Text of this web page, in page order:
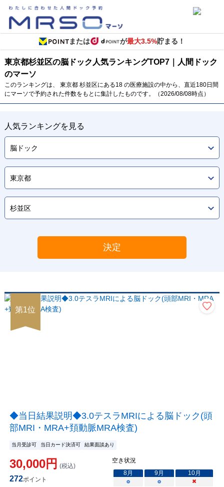
または が最大3.5%貯まる！
東京都杉並区の脳ドック 人気ランキングTOP7｜人間ドック
のマーソ
このランキングは、 東京都 杉並区にある18 の医療施設の中から、直近180日間
にマーソで予約された件数をもとに集計したものです。（2026/08/08時点）
人気ランキングを見る
決定
第1位
◆当日結果説明◆3.0テスラMRIによる脳ドック(頭
部MRI・MRA+頚動脈MRA検査)
当月受診可 当日カード決済可 結果面談あり
30,000円 (税込)
272ポイント
空き状況
8月 9月 10月
○
○ ×